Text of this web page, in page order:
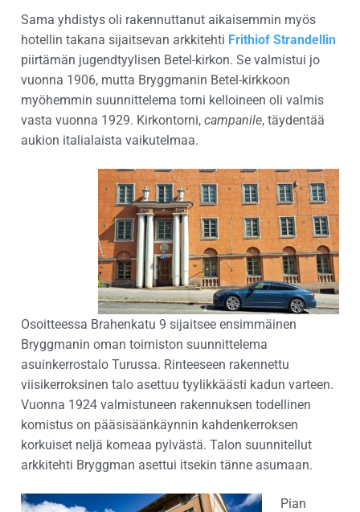
Sama yhdistys oli rakennuttanut aikaisemmin myös
hotellin takana sijaitsevan arkkitehti Frithiof Strandellin
piirtämän jugendtyylisen Betel-kirkon. Se valmistui jo
vuonna 1906, mutta Bryggmanin Betel-kirkkoon
myöhemmin suunnittelema torni kelloineen oli valmis
vasta vuonna 1929. Kirkontorni, campanile, täydentää
aukion italialaista vaikutelmaa.
Osoitteessa Brahenkatu 9 sijaitsee ensimmäinen
Bryggmanin oman toimiston suunnittelema
asuinkerrostalo Turussa. Rinteeseen rakennettu
viisikerroksinen talo asettuu tyylikkäästi kadun varteen.
Vuonna 1924 valmistuneen rakennuksen todellinen
komistus on pääsisäänkäynnin kahdenkerroksen
korkuiset neljä komeaa pylvästä. Talon suunnitellut
arkkitehti Bryggman asettui itsekin tänne asumaan.
Pian